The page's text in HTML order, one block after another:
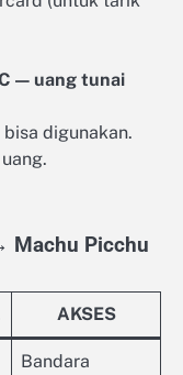
— uang tunai
digunakan.
Machu Picchu
AKSES
Bandara